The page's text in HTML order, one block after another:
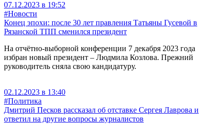
07.12.2023 в 19:52
#Новости
Конец эпохи: после 30 лет правления Татьяны Гусевой в
Рязанской ТПП сменился президент
На отчётно-выборной конференции 7 декабря 2023 года
избран новый президент – Людмила Козлова. Прежний
руководитель сняла свою кандидатуру.
02.12.2023 в 13:40
#Политика
Дмитрий Песков рассказал об отставке Сергея Лаврова и
ответил на другие вопросы журналистов